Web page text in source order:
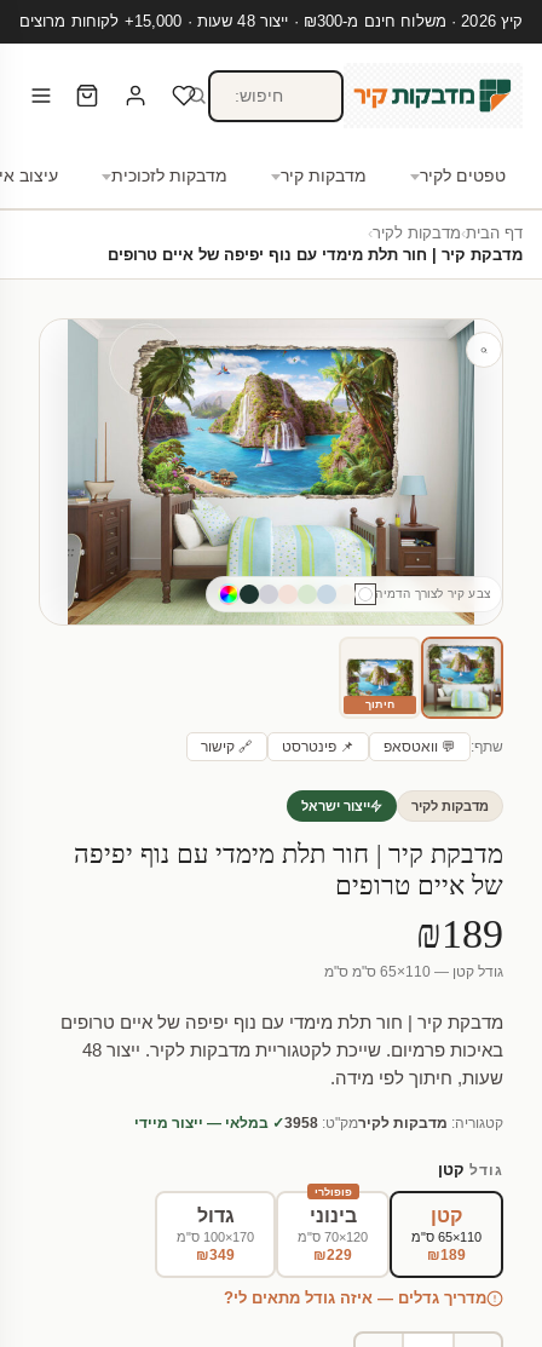
קיץ 2026 · משלוח חינם מ-₪300 · ייצור 48 שעות · 15,000+ לקוחות מרוצים
טפטים לקיר מדבקות קיר מדבקות לזכוכית עיצוב
דף הבית›מדבקות לקיר›
מדבקת קיר | חור תלת מימדי עם נוף יפיפה של איים טרופים
צבע קיר לצורך הדמיה
חיתוך
שתף: 💬 וואטסאפ 📌 פינטרסט 🔗 קישור
מדבקות לקיר ייצור ישראל
מדבקת קיר | חור תלת מימדי עם נוף יפיפה
של איים טרופים
₪189
גודל קטן — 110×65 ס"מ ס"מ
מדבקת קיר | חור תלת מימדי עם נוף יפיפה של איים טרופים
באיכות פרמיום. שייכת לקטגוריית מדבקות לקיר. ייצור 48
שעות, חיתוך לפי מידה.
קטגוריה: מדבקות לקירמק"ט: 3958✓ במלאי — ייצור מיידי
גודל קטן
קטן
110×65 ס"מ
₪189
פופולרי
בינוני
120×70 ס"מ
₪229
גדול
170×100 ס"מ
₪349
מדריך גדלים — איזה גודל מתאים לי?